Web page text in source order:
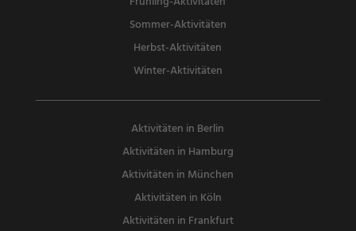
Sommer-Aktivitäten
Herbst-Aktivitäten
Winter-Aktivitäten
Aktivitäten in Berlin
Aktivitäten in Hamburg
Aktivitäten in München
Aktivitäten in Köln
Aktivitäten in Frankfurt